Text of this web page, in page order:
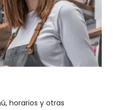
horarios y otras